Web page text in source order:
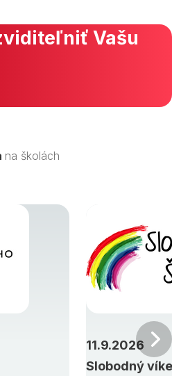
»
Vašu
na školách
Slobodný
11.9.2026